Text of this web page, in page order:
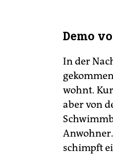
Demo
In der
wohnt.
aber von
Anwohner.
schimpft